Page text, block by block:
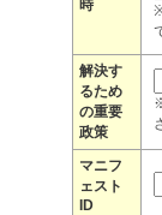
時
解決す
るため
の重要
政策
マニフ
ェスト
ID